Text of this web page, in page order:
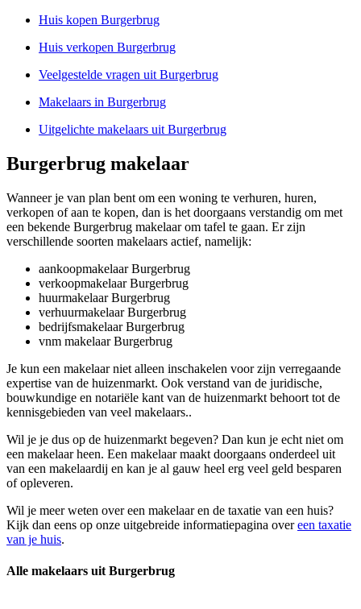
Huis kopen Burgerbrug
Huis verkopen Burgerbrug
Veelgestelde vragen uit Burgerbrug
Makelaars in Burgerbrug
Uitgelichte makelaars uit Burgerbrug
Burgerbrug makelaar
Wanneer je van plan bent om een woning te verhuren, huren,
verkopen of aan te kopen, dan is het doorgaans verstandig om met
een bekende Burgerbrug makelaar om tafel te gaan. Er zijn
verschillende soorten makelaars actief, namelijk:
aankoopmakelaar Burgerbrug
verkoopmakelaar Burgerbrug
huurmakelaar Burgerbrug
verhuurmakelaar Burgerbrug
bedrijfsmakelaar Burgerbrug
vnm makelaar Burgerbrug
Je kun een makelaar niet alleen inschakelen voor zijn verregaande
expertise van de huizenmarkt. Ook verstand van de juridische,
bouwkundige en notariële kant van de huizenmarkt behoort tot de
kennisgebieden van veel makelaars..
Wil je je dus op de huizenmarkt begeven? Dan kun je echt niet om
een makelaar heen. Een makelaar maakt doorgaans onderdeel uit
van een makelaardij en kan je al gauw heel erg veel geld besparen
of opleveren.
Wil je meer weten over een makelaar en de taxatie van een huis?
Kijk dan eens op onze uitgebreide informatiepagina overeen taxatie
van je huis.
Alle makelaars uit Burgerbrug